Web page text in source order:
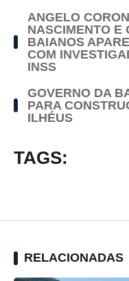
ANGELO
NASCIMENTO E
BAIANOS
COM
INSS
GOVERNO DA
PARA
ILHÉUS
TAGS:
RELACIONADAS